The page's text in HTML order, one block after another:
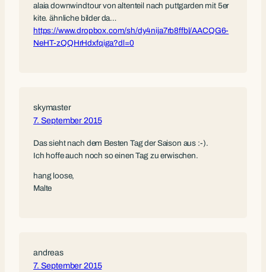
alaia downwindtour von altenteil nach puttgarden mit 5er
kite. ähnliche bilder da…
https://www.dropbox.com/sh/dy4nija7rb8ffbl/AACQG6-
NeHT-zQQHrHdxfqiga?dl=0
skymaster
7. September 2015
Das sieht nach dem Besten Tag der Saison aus :-).
Ich hoffe auch noch so einen Tag zu erwischen.
hang loose,
Malte
andreas
7. September 2015